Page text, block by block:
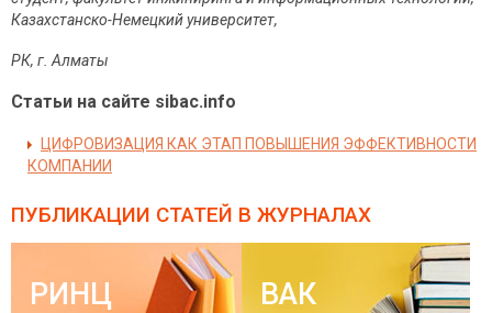
Казахстанско-Немецкий университет,
РК, г. Алматы
Статьи на сайте sibac.info
ЦИФРОВИЗАЦИЯ КАК ЭТАП ПОВЫШЕНИЯ ЭФФЕКТИВНОСТИ
КОМПАНИИ
ПУБЛИКАЦИИ СТАТЕЙ В ЖУРНАЛАХ
РИНЦ ВАК